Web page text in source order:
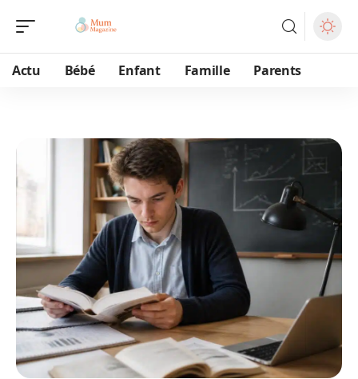
Actu Bébé Enfant Famille Parents